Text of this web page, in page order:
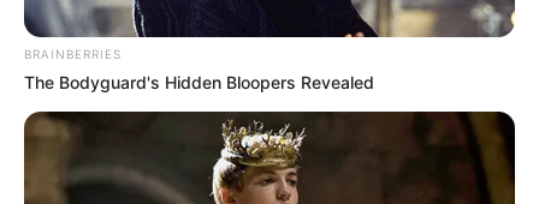
BRAINBERRIES
The Bodyguard's Hidden Bloopers Revealed